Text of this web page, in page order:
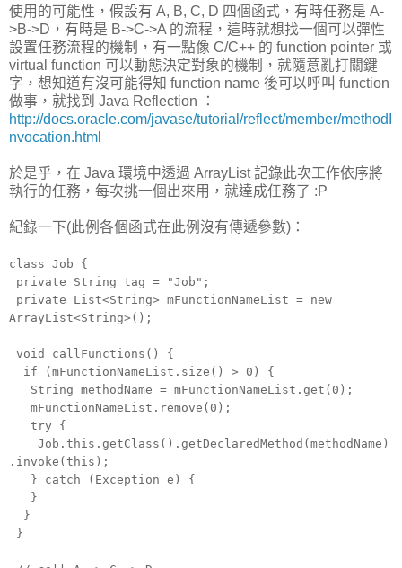
使用的可能性，假設有 A, B, C, D 四個函式，有時任務是 A-
>B->D，有時是 B->C->A 的流程，這時就想找一個可以彈性
設置任務流程的機制，有一點像 C/C++ 的 function pointer 或
virtual function 可以動態決定對象的機制，就隨意亂打關鍵
字，想知道有沒可能得知 function name 後可以呼叫 function
做事，就找到 Java Reflection ：
http://docs.oracle.com/javase/tutorial/reflect/member/methodI
nvocation.html
於是乎，在 Java 環境中透過 ArrayList 記錄此次工作依序將
執行的任務，每次挑一個出來用，就達成任務了 :P
紀錄一下(此例各個函式在此例沒有傳遞參數)：
class Job {
private String tag = "Job";
private List<String> mFunctionNameList = new
ArrayList<String>();
void callFunctions() {
if (mFunctionNameList.size() > 0) {
String methodName = mFunctionNameList.get(0);
mFunctionNameList.remove(0);
try {
Job.this.getClass().getDeclaredMethod(methodName)
.invoke(this);
} catch (Exception e) {
}
}
}